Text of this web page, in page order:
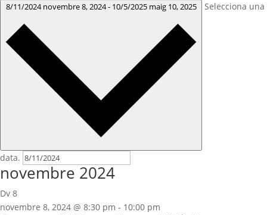
8/11/2024novembre 8, 2024- 10/5/2025 maig 10, 2025 Selecciona una
data.
novembre 2024
Dv 8
novembre 8, 2024 @ 8:30 pm - 10:00 pm